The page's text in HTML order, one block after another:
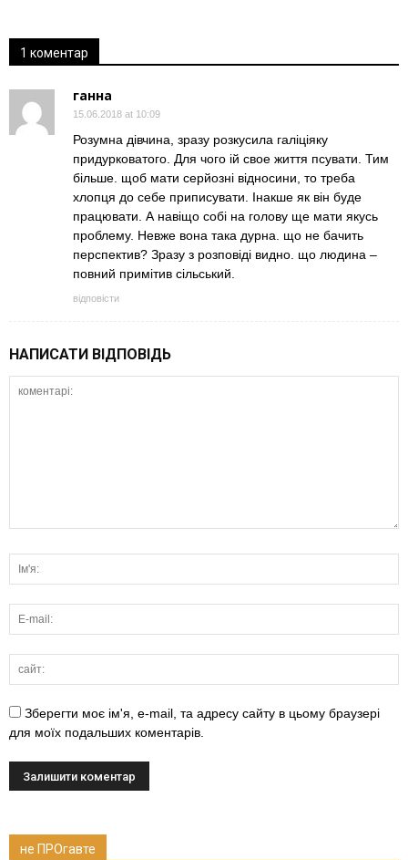
1 коментар
ганна
15.06.2018 at 10:09
Розумна дiвчина, зразу розкусила галiцiяку
придурковатого. Для чого iй свое життя псувати. Тим
бiльше. щоб мати серйознi вiдносини, то треба
хлопця до себе приписувати. Iнакше як вiн буде
працювати. А навiщо собi на голову ще мати якусь
проблему. Невже вона така дурна. що не бачить
перспектив? Зразу з розповiдi видно. що людина –
повний примiтив сiльський.
відповісти
НАПИСАТИ ВІДПОВІДЬ
Зберегти моє ім'я, e-mail, та адресу сайту в цьому браузері
для моїх подальших коментарів.
не ПРОгавте